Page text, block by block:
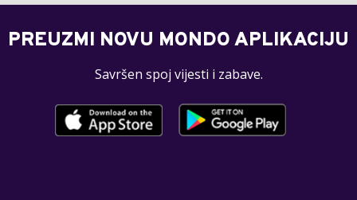
PREUZMI NOVU MONDO APLIKACIJU
Savršen spoj vijesti i zabave.